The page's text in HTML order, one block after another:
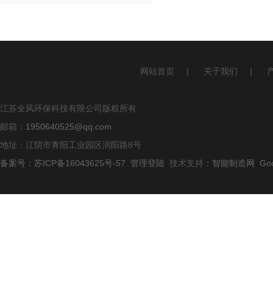
网站首页 | 关于我们 |
江苏全风环保科技有限公司版权所有
邮箱： 1950640525@qq.com
地址：江阴市青阳工业园区润阳路8号
备案号：苏ICP备16043625号-57
管理登陆 技术支持： 智能制造网